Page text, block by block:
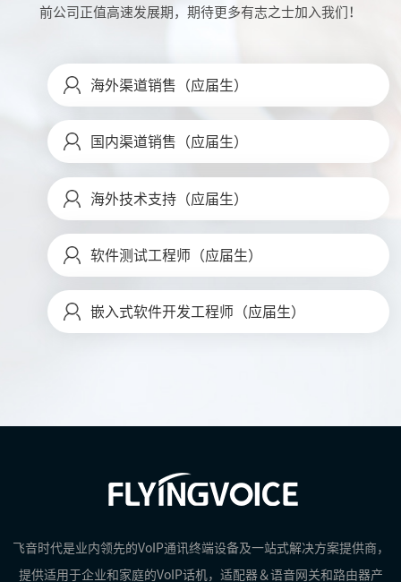
前公司正值高速发展期，期待更多有志之士加入我们！
海外渠道销售（应届生）
国内渠道销售（应届生）
海外技术支持（应届生）
软件测试工程师（应届生）
嵌入式软件开发工程师（应届生）
飞音时代是业内领先的VoIP通讯终端设备及一站式解决方案提供商，
提供适用于企业和家庭的VoIP话机，适配器＆语音网关和路由器产